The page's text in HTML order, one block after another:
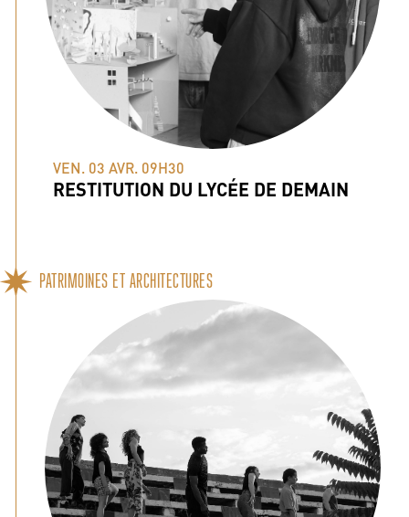
VEN. 03 AVR. 09H30
RESTITUTION DU LYCÉE DE DEMAIN
PATRIMOINES ET ARCHITECTURES